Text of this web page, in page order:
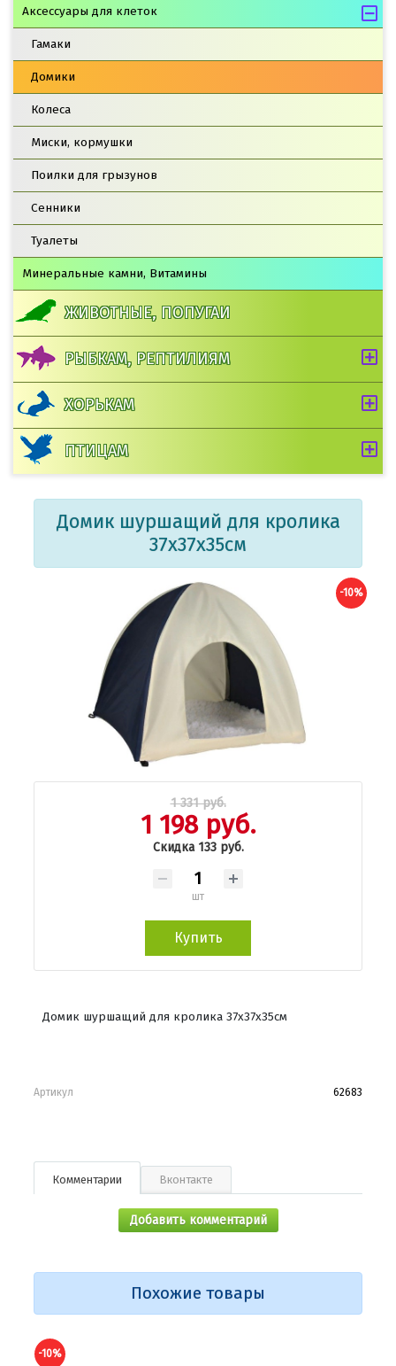
Аксессуары для клеток
Гамаки
Домики
Колеса
Миски, кормушки
Поилки для грызунов
Сенники
Туалеты
Минеральные камни, Витамины
ЖИВОТНЫЕ, ПОПУГАИ
РЫБКАМ, РЕПТИЛИЯМ
ХОРЬКАМ
ПТИЦАМ
Домик шуршащий для кролика
37х37х35см
-10%
1 331 руб.
1 198 руб.
Скидка 133 руб.
шт
Купить
Домик шуршащий для кролика 37х37х35см
Артикул 62683
Комментарии Вконтакте
Добавить комментарий
Похожие товары
-10%